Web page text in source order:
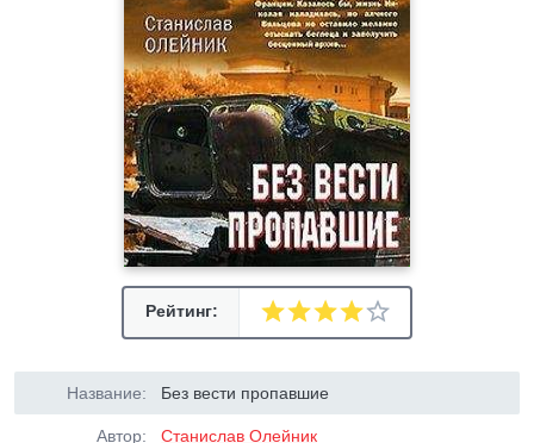
Рейтинг:
Название: Без вести пропавшие
Автор: Станислав Олейник